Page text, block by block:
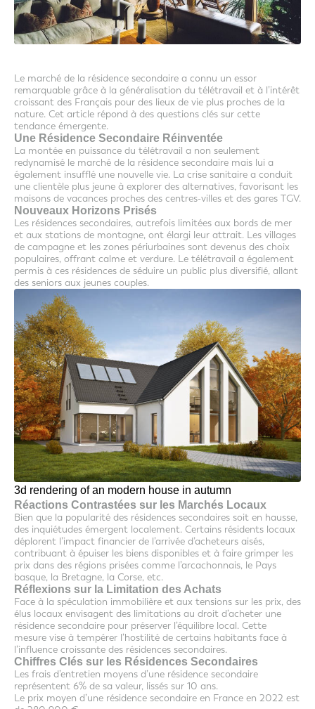
Le marché de la résidence secondaire a connu un essor
remarquable grâce à la généralisation du télétravail et à l’intérêt
croissant des Français pour des lieux de vie plus proches de la
nature. Cet article répond à des questions clés sur cette
tendance émergente.
Une Résidence Secondaire Réinventée
La montée en puissance du télétravail a non seulement
redynamisé le marché de la résidence secondaire mais lui a
également insufflé une nouvelle vie. La crise sanitaire a conduit
une clientèle plus jeune à explorer des alternatives, favorisant les
maisons de vacances proches des centres-villes et des gares TGV.
Nouveaux Horizons Prisés
Les résidences secondaires, autrefois limitées aux bords de mer
et aux stations de montagne, ont élargi leur attrait. Les villages
de campagne et les zones périurbaines sont devenus des choix
populaires, offrant calme et verdure. Le télétravail a également
permis à ces résidences de séduire un public plus diversifié, allant
des seniors aux jeunes couples.
3d rendering of an modern house in autumn
Réactions Contrastées sur les Marchés Locaux
Bien que la popularité des résidences secondaires soit en hausse,
des inquiétudes émergent localement. Certains résidents locaux
déplorent l’impact financier de l’arrivée d’acheteurs aisés,
contribuant à épuiser les biens disponibles et à faire grimper les
prix dans des régions prisées comme l’arcachonnais, le Pays
basque, la Bretagne, la Corse, etc.
Réflexions sur la Limitation des Achats
Face à la spéculation immobilière et aux tensions sur les prix, des
élus locaux envisagent des limitations au droit d’acheter une
résidence secondaire pour préserver l’équilibre local. Cette
mesure vise à tempérer l’hostilité de certains habitants face à
l’influence croissante des résidences secondaires.
Chiffres Clés sur les Résidences Secondaires
Les frais d’entretien moyens d’une résidence secondaire
représentent 6% de sa valeur, lissés sur 10 ans.
Le prix moyen d’une résidence secondaire en France en 2022 est